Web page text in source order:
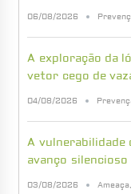
06/08/2026
A exploração da
vetor cego de
04/08/2026
A vulnerabilidade
avanço
03/08/2026 Ameaça,